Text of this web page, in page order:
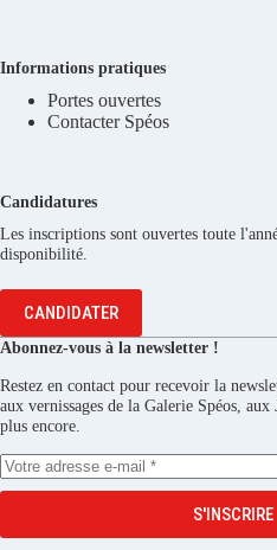
Informations pratiques
Portes ouvertes
Contacter Spéos
Candidatures
Les inscriptions sont ouvertes toute
disponibilité.
CANDIDATER
Abonnez-vous à la newsletter !
Restez en contact pour recevoir la
aux vernissages de la Galerie Spéos, aux
plus encore.
S'INSCRIRE